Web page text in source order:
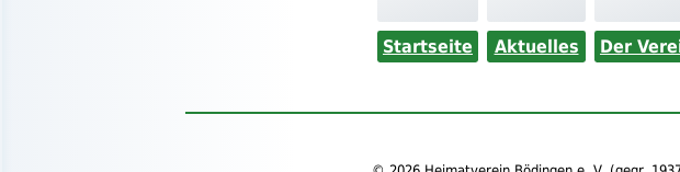
Startseite
Aktuelles Der